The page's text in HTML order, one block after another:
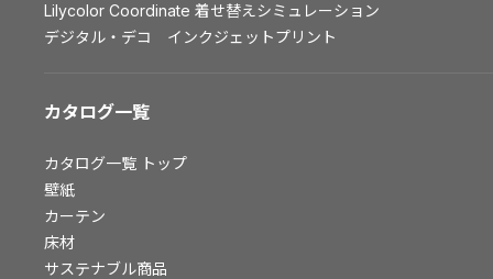
お役立ち資料
お問い合わせ（一般のお客様）
よくあるご質問
非住宅案件に関するお問い合わせ
Lilycolor Coordinate 着せ替えシミュレーション
デジタル・デコ インクジェットプリント
カタログ一覧
カタログ一覧 トップ
壁紙
カーテン
床材
サステナブル商品